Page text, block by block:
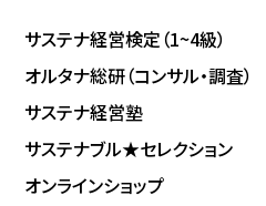
サステナ経営検定（1~4級）
オルタナ総研（コンサル・調査）
サステナ経営塾
サステナブル★セレクション
オンラインショップ